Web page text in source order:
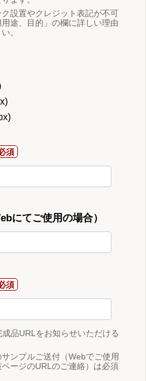
設置やクレジット表記が不可
途、目的」の欄に詳しい理由
。
にてご使用の場合）
品URLをお知らせいただける
ンプルご送付（Webでご使用
ージのURLのご連絡）は必須